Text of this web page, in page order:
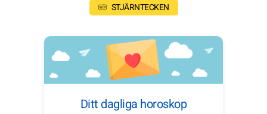
STJÄRNTECKEN
Ditt dagliga horoskop